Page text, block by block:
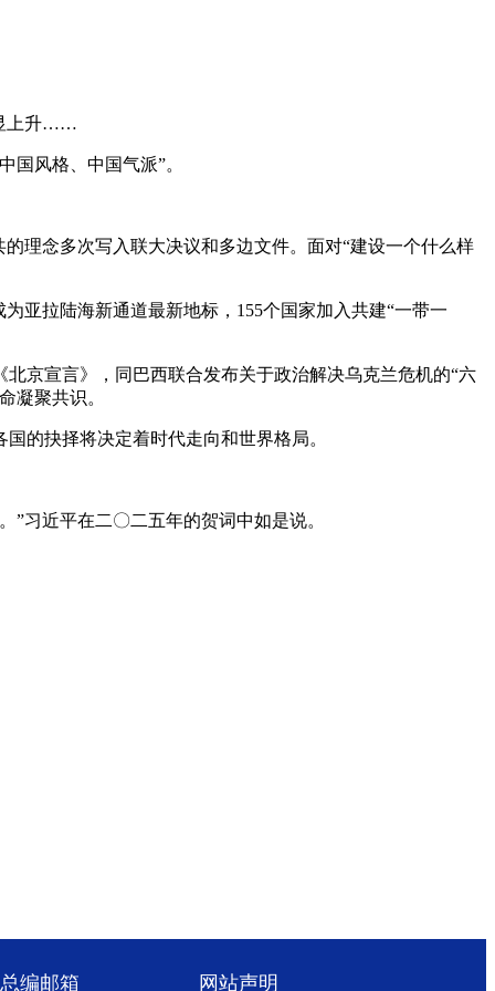
上升……
风格、中国气派”。
念多次写入联大决议和多边文件。面对“建设一个什么样
拉陆海新通道最新地标，155个国家加入共建“一带一
宣言》，同巴西联合发布关于政治解决乌克兰危机的“六
凝聚共识。
的抉择将决定着时代走向和世界格局。
近平在二〇二五年的贺词中如是说。